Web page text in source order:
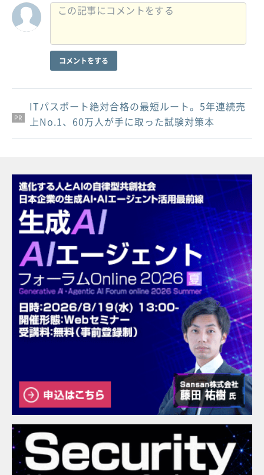
コメントをする
PR
PR
PR
ITパスポート絶対合格の最短ルート。5年連続売
上No.1、60万人が手に取った試験対策本